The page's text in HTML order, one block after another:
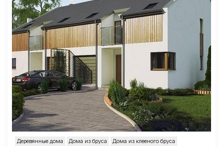
Деревянные дома Дома из бруса Дома из клееного бруса